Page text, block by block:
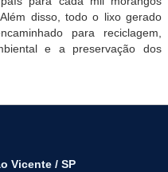
disso, todo o lixo gerado
para reciclagem,
e a preservação dos
Vicente / SP